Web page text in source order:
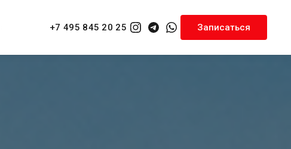
+7 495 845 20 25 Записаться